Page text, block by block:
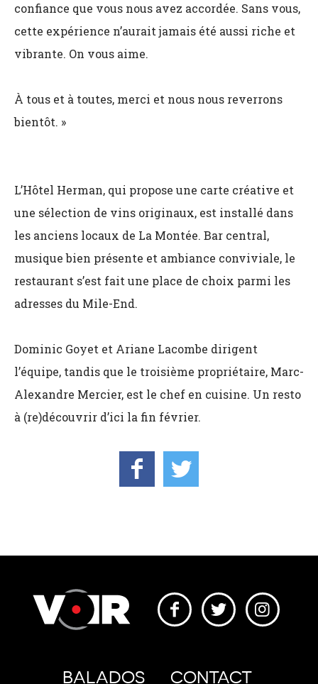
confiance que vous nous avez accordée. Sans vous,
cette expérience n’aurait jamais été aussi riche et
vibrante. On vous aime.
À tous et à toutes, merci et nous nous reverrons
bientôt. »
L’Hôtel Herman, qui propose une carte créative et
une sélection de vins originaux, est installé dans
les anciens locaux de La Montée. Bar central,
musique bien présente et ambiance conviviale, le
restaurant s’est fait une place de choix parmi les
adresses du Mile-End.
Dominic Goyet et Ariane Lacombe dirigent
l’équipe, tandis que le troisième propriétaire, Marc-
Alexandre Mercier, est le chef en cuisine. Un resto
à (re)découvrir d’ici la fin février.
BALADOS CONTACT